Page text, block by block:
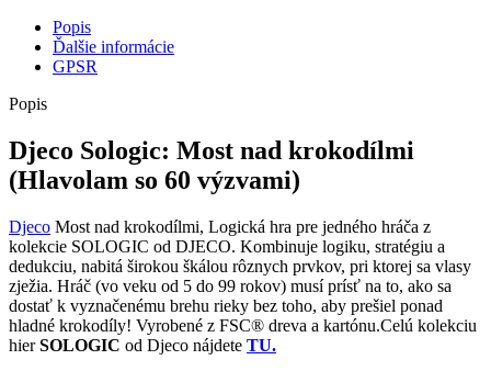
Popis
Ďalšie informácie
GPSR
Popis
Djeco Sologic: Most nad krokodílmi
(Hlavolam so 60 výzvami)
Djeco Most nad krokodílmi, Logická hra pre jedného hráča z
kolekcie SOLOGIC od DJECO. Kombinuje logiku, stratégiu a
dedukciu, nabitá širokou škálou rôznych prvkov, pri ktorej sa vlasy
zježia. Hráč (vo veku od 5 do 99 rokov) musí prísť na to, ako sa
dostať k vyznačenému brehu rieky bez toho, aby prešiel ponad
hladné krokodíly! Vyrobené z FSC® dreva a kartónu.Celú kolekciu
hierSOLOGIC od Djeco nájdete TU.